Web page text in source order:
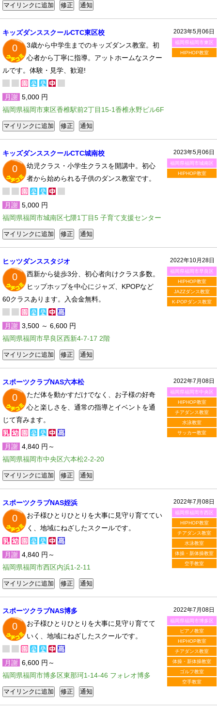
2023年5月06日
福岡県福岡市東区
HIPHOP教室
キッズダンススクールCTC東区校
0
3歳から中学生までのキッズダンス教室。初
心者から丁寧に指導。アットホームなスクー
ルです。体験・見学、歓迎!
月謝 5,000 円
福岡県福岡市東区香椎駅前2丁目15-1香椎永野ビル6F
2023年5月06日
福岡県福岡市城南区
HIPHOP教室
キッズダンススクールCTC城南校
0
幼児クラス・小学生クラスを開講中。初心
者から始められる子供のダンス教室です。
月謝 5,000 円
福岡県福岡市城南区七隈1丁目5 子育て支援センター
2022年10月28日
福岡県福岡市早良区
HIPHOP教室
JAZZダンス教室
K-POPダンス教室
ヒッツダンススタジオ
0
西新から徒歩3分、初心者向けクラス多数。
ヒップホップを中心にジャズ、KPOPなど
60クラスあります。入会金無料。
月謝 3,500 ～ 6,600 円
福岡県福岡市早良区西新4-7-17 2階
2022年7月08日
福岡県福岡市中央区
HIPHOP教室
チアダンス教室
水泳教室
サッカー教室
スポーツクラブNAS六本松
0
ただ体を動かすだけでなく、お子様の好奇
心と楽しさを、通常の指導とイベントを通
じて育みます。
月謝 4,840 円～
福岡県福岡市中央区六本松2-2-20
2022年7月08日
福岡県福岡市西区
HIPHOP教室
チアダンス教室
水泳教室
体操・新体操教室
空手教室
スポーツクラブNAS姪浜
0
お子様ひとりひとりを大事に見守り育ててい
く、地域にねざしたスクールです。
月謝 4,840 円～
福岡県福岡市西区内浜1-2-11
2022年7月08日
福岡県福岡市博多区
ピアノ教室
HIPHOP教室
チアダンス教室
体操・新体操教室
ゴルフ教室
空手教室
スポーツクラブNAS博多
0
お子様ひとりひとりを大事に見守り育てて
いく、地域にねざしたスクールです。
月謝 6,600 円～
福岡県福岡市博多区東那珂1-14-46 フォレオ博多